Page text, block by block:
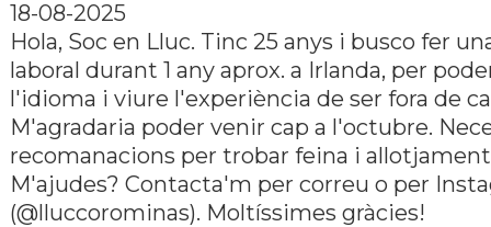
18-08-2025
Hola, Soc en Lluc. Tinc 25 anys i busco fer
laboral durant 1 any aprox. a Irlanda, per
l'idioma i viure l'experiència de ser fora de
M'agradaria poder venir cap a l'octubre.
recomanacions per trobar feina i
M'ajudes? Contacta'm per correu o per
(@lluccorominas). Moltíssimes gràcies!